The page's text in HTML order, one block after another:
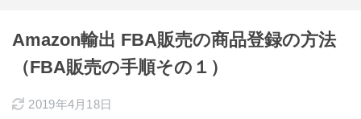
Amazon輸出 FBA販売の商品登録の方法
（FBA販売の手順その１）
2019年4月18日